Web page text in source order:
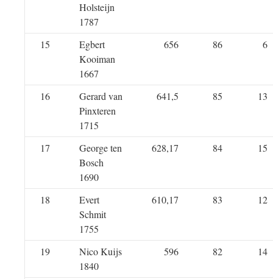
Holsteijn
1787
15
Egbert
Kooiman
1667
656 86 6
16
Gerard van
Pinxteren
1715
641,5 85 13
17
George ten
Bosch
1690
628,17 84 15
18
Evert
Schmit
1755
610,17 83 12
19
Nico Kuijs
1840
596 82 14